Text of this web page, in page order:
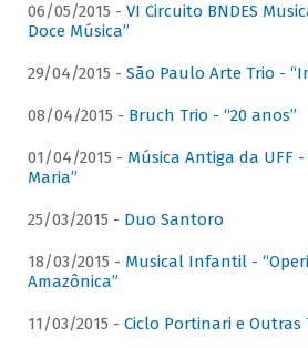
06/05/2015 - VI Circuito BNDES
Doce Música”
29/04/2015 - São Paulo Arte Trio -
08/04/2015 - Bruch Trio - “20 anos”
01/04/2015 - Música Antiga da UFF
Maria”
25/03/2015 - Duo Santoro
18/03/2015 - Musical Infantil -
Amazônica”
11/03/2015 - Ciclo Portinari e Outras